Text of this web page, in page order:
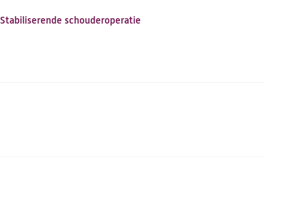
Stabiliserende schouderoperatie